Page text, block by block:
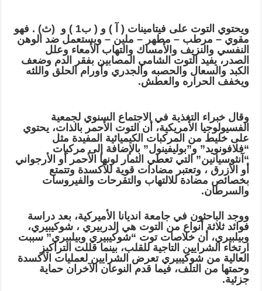
ويحتوي التوت على فيتامينات ( آ ) و ( ب1 ) و (ث) . فهو
مقوي – مرطب – مطهر – ملين – ويستعمل ضد الوهن
النفسي والنزيف والأمساك والتهاب الأمعاء وعلل
الصدر، يفيد التوت الشامي المصابين بفقر الدم وضعف
الكبد والسعال والحصبه والجدري وأورام الحلق واللثه
ويخفف الحراره والعطش.
وقال خبراء التغذية في الاجتماع السنوي لجمعية
الفسيولوجيا الأمريكية، أن التوت الأحمر بالذات، يحتوي
على خليط من المركبات الكيميائية المفيدة مثل
“فلافونويد” و”بوليفينول” بالإضافة إلى مركبات
“آنثوسيانين” التي تعطي الثمار لونها الأحمر أو الأرجواني
أو الأزرق ، وتعتبر مضادات قوية للأكسدة وتتمتع
بخصائص مضادة للالتهاب والتقرحات والفيروسات
والسرطان.
ووجد الباحثون في جامعة انديانا الأميركية، بعد دراسة
فوائد ثلاثة أنواع من التوت هي إلدربيري ، شوكيبيري،
وبيلبيري، أن خلاصات توت “شوكيبيري وبيلبيري” سببت
ارتخاء الشرايين التاجية للقلب، بينما قللت التراكيز
العالية من شوكيبيري تعرض الشرايين لعمليات الأكسدة
وحمتها من التلف، فيما قدم النوعان الآخران حماية
جزئية.